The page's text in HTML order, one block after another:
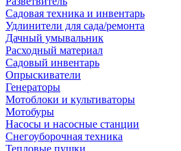
Садовая техника и инвентарь
Удлинители для сада/ремонта
Дачный умывальник
Расходный материал
Садовый инвентарь
Опрыскиватели
Генераторы
Мотоблоки и культиваторы
Мотобуры
Насосы и насосные станции
Снегоуборочная техника
Тепловые пушки